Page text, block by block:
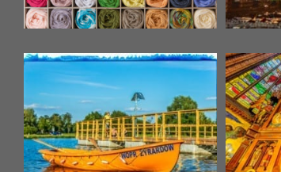
Kościół p.w. Matki Bożej
Pocieszenia w Żyrardowie
Wirtualne spacery